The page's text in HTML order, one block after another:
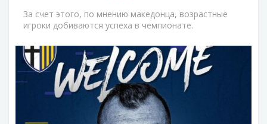
За счет этого, по мнению македонца, возрастные
игроки добиваются успеха в чемпионате.